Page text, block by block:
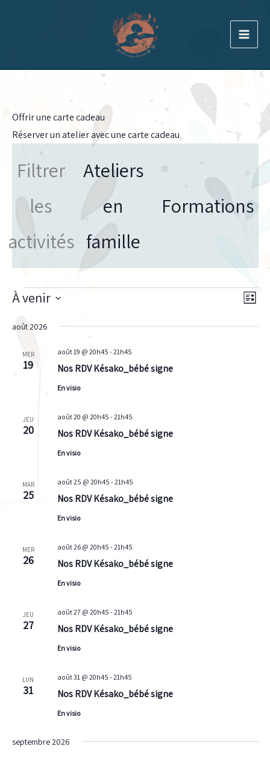
Offrir une carte cadeau
Réserver un atelier avec une carte cadeau
Filtrer
les
activités
Ateliers
en
famille
Formations
Évènements
Liste
À venir
une
date.
août 2026
MER
19 Nos RDV Késako_bébé signe
août 19 @ 20h45 -21h45
En visio
JEU
20 Nos RDV Késako_bébé signe
août 20 @ 20h45 -21h45
En visio
MAR
25 Nos RDV Késako_bébé signe
août 25 @ 20h45 -21h45
En visio
MER
26 Nos RDV Késako_bébé signe
août 26 @ 20h45 -21h45
En visio
JEU
27 Nos RDV Késako_bébé signe
août 27 @ 20h45 -21h45
En visio
LUN
31 Nos RDV Késako_bébé signe
août 31 @ 20h45 -21h45
En visio
septembre 2026